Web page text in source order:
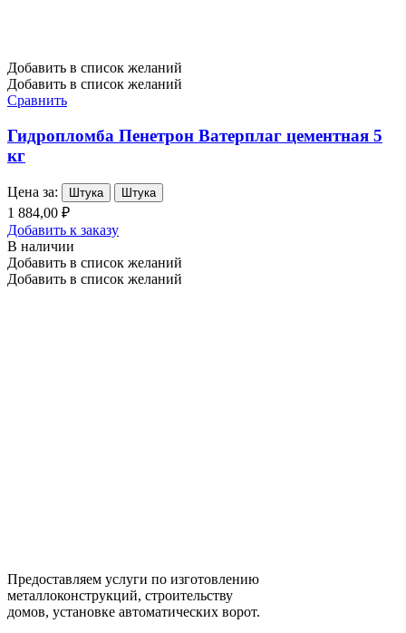
Добавить в список желаний
Добавить в список желаний
Сравнить
Гидропломба Пенетрон Ватерплаг цементная 5
кг
Цена за: Штука Штука
1 884,00 ₽
Добавить к заказу
В наличии
Добавить в список желаний
Добавить в список желаний
Предоставляем услуги по изготовлению
металлоконструкций, строительству
домов, установке автоматических ворот.